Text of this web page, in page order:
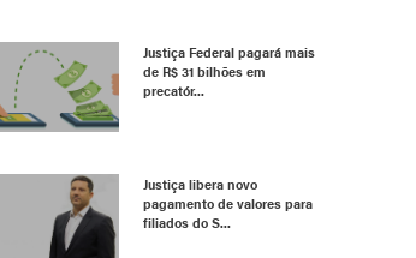
Justiça Federal pagará mais
de R$ 31 bilhões em
precatór...
Justiça libera novo
pagamento de valores para
filiados do S...